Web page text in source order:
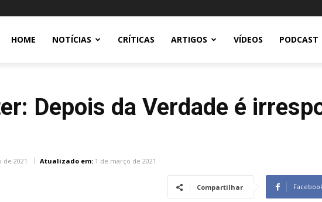
HOME NOTÍCIAS CRÍTICAS ARTIGOS VÍDEOS PODCAST
Depois da Verdade é
de 2021 Atualizado em: 1 de março de 2021
Compartilhar